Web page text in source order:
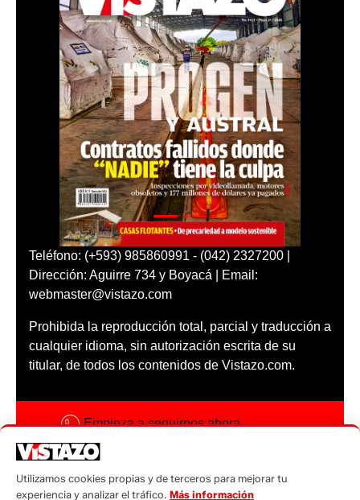
Teléfono: (+593) 985860991 - (042) 2327200 |
Dirección: Aguirre 734 y Boyacá | Email:
webmaster@vistazo.com
Prohibida la reproducción total, parcial y traducción a
cualquier idioma, sin autorización escrita de su
titular, de todos los contenidos de Vistazo.com.
Empieza a seguirnos ahora
Código ética
Utilizamos cookies propias y de terceros para mejorar tu
experiencia y analizar el tráfico. Más información